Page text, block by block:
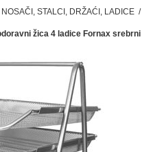
NOSAČI, STALCI, DRŽAĆI, LADICE /
žica 4 ladice Fornax srebrni